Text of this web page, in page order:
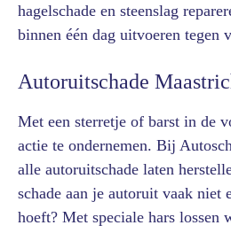
hagelschade en steenslag
binnen één dag uitvoeren tegen
Autoruitschade
Met een sterretje of barst in de
actie te ondernemen. Bij
alle autoruitschade laten
schade aan je autoruit vaak niet
hoeft? Met speciale hars lossen